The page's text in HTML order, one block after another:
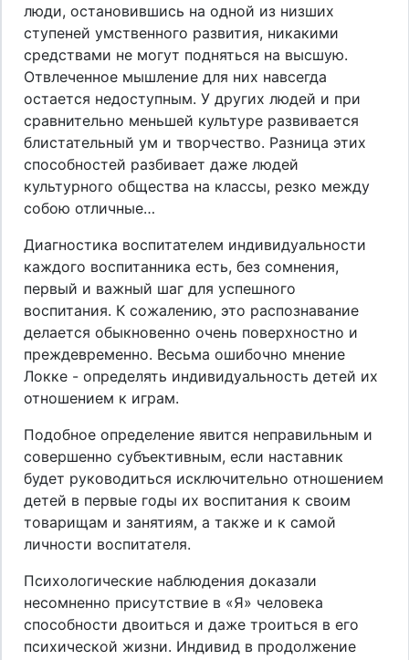
люди, остановившись на одной из низших
ступеней умственного развития, никакими
средствами не могут подняться на высшую.
Отвлеченное мышление для них навсегда
остается недоступным. У других людей и при
сравнительно меньшей культуре развивается
блистательный ум и творчество. Разница этих
способностей разбивает даже людей
культурного общества на классы, резко между
собою отличные…
Диагностика воспитателем индивидуальности
каждого воспитанника есть, без сомнения,
первый и важный шаг для успешного
воспитания. К сожалению, это распознавание
делается обыкновенно очень поверхностно и
преждевременно. Весьма ошибочно мнение
Локке - определять индивидуальность детей их
отношением к играм.
Подобное определение явится неправильным и
совершенно субъективным, если наставник
будет руководиться исключительно отношением
детей в первые годы их воспитания к своим
товарищам и занятиям, а также и к самой
личности воспитателя.
Психологические наблюдения доказали
несомненно присутствие в «Я» человека
способности двоиться и даже троиться в его
психической жизни. Индивид в продолжение